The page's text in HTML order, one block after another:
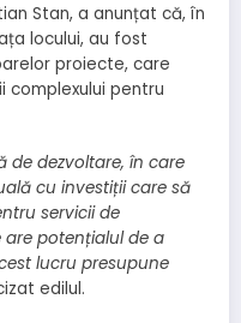
Stan, a anunțat că, în
locului, au fost
proiecte, care
pentru
de dezvoltare, în care
cu investiții care să
servicii de
are potențialul de a
lucru presupune
edilul.